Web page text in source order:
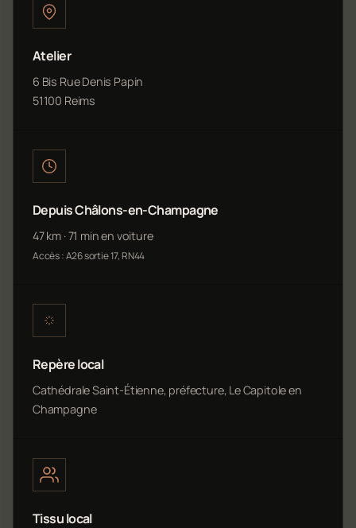
Atelier
6 Bis Rue Denis Papin
51100 Reims
Depuis Châlons-en-Champagne
47 km · 71 min en voiture
Accès : A26 sortie 17, RN44
Repère local
Cathédrale Saint-Étienne, préfecture, Le Capitole en
Champagne
Tissu local